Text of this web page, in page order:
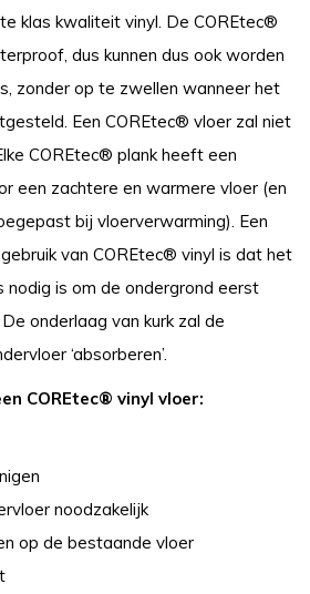
klas kwaliteit vinyl. De COREtec®
dus kunnen dus ook worden
zonder op te zwellen wanneer het
Een COREtec® vloer zal niet
COREtec® plank heeft een
een zachtere en warmere vloer (en
bij vloerverwarming). Een
van COREtec® vinyl is dat het
nodig is om de ondergrond eerst
onderlaag van kurk zal de
‘absorberen’.
COREtec® vinyl vloer:
noodzakelijk
op de bestaande vloer